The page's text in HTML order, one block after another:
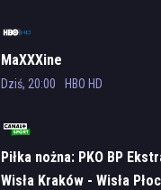
MaXXXine
Dziś, 20:00 HBO HD
Piłka nożna: PKO BP
Wisła Kraków - Wisła